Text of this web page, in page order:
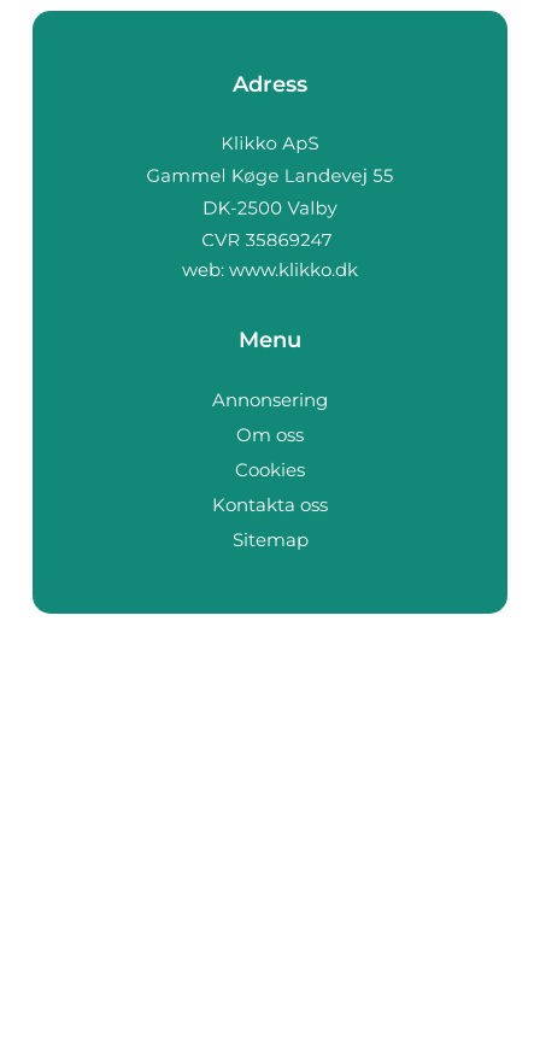
Adress
web: www.klikko.dk
Menu
Annonsering
Om oss
Cookies
Kontakta oss
Sitemap